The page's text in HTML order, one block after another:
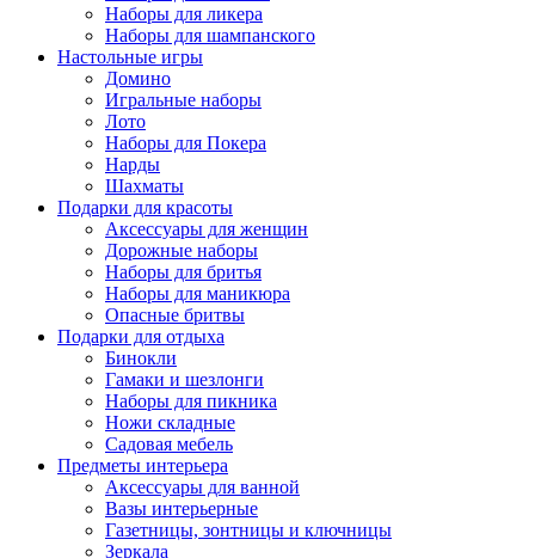
Наборы для ликера
Наборы для шампанского
Настольные игры
Домино
Игральные наборы
Лото
Наборы для Покера
Нарды
Шахматы
Подарки для красоты
Аксессуары для женщин
Дорожные наборы
Наборы для бритья
Наборы для маникюра
Опасные бритвы
Подарки для отдыха
Бинокли
Гамаки и шезлонги
Наборы для пикника
Ножи складные
Садовая мебель
Предметы интерьера
Аксессуары для ванной
Вазы интерьерные
Газетницы, зонтницы и ключницы
Зеркала